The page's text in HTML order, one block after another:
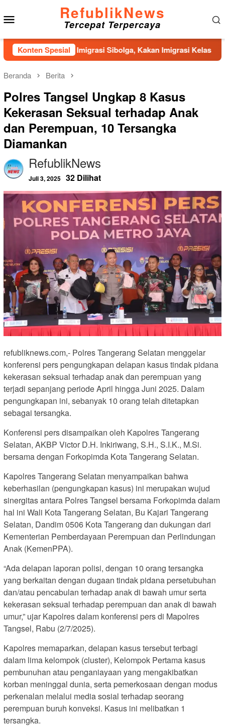
ke
konten
RefublikNews
Tercepat Terpercaya
Konten Spesial
Kantor Imigrasi Sibolga, Kakan Imigrasi Kelas II Gercep
Beranda Berita
Polres Tangsel Ungkap 8 Kasus
Kekerasan Seksual terhadap Anak
dan Perempuan, 10 Tersangka
Diamankan
RefublikNews
Juli 3, 2025 32 Dilihat
refubliknews.com,- Polres Tangerang Selatan menggelar
konferensi pers pengungkapan delapan kasus tindak pidana
kekerasan seksual terhadap anak dan perempuan yang
terjadi sepanjang periode April hingga Juni 2025. Dalam
pengungkapan ini, sebanyak 10 orang telah ditetapkan
sebagai tersangka.
Konferensi pers disampaikan oleh Kapolres Tangerang
Selatan, AKBP Victor D.H. Inkiriwang, S.H., S.I.K., M.Si.
bersama dengan Forkopimda Kota Tangerang Selatan.
Kapolres Tangerang Selatan menyampaikan bahwa
keberhasilan (pengungkapan kasus) ini merupakan wujud
sinergitas antara Polres Tangsel bersama Forkopimda dalam
hal ini Wali Kota Tangerang Selatan, Bu Kajari Tangerang
Selatan, Dandim 0506 Kota Tangerang dan dukungan dari
Kementerian Pemberdayaan Perempuan dan Perlindungan
Anak (KemenPPA).
“Ada delapan laporan polisi, dengan 10 orang tersangka
yang berkaitan dengan dugaan tindak pidana persetubuhan
dan/atau pencabulan terhadap anak di bawah umur serta
kekerasan seksual terhadap perempuan dan anak di bawah
umur,” ujar Kapolres dalam konferensi pers di Mapolres
Tangsel, Rabu (2/7/2025).
Kapolres memaparkan, delapan kasus tersebut terbagi
dalam lima kelompok (cluster), Kelompok Pertama kasus
pembunuhan atau penganiayaan yang mengakibatkan
korban meninggal dunia, serta pemerkosaan dengan modus
perkenalan melalui media sosial terhadap seorang
perempuan buruh konveksi. Kasus ini melibatkan 1
tersangka.